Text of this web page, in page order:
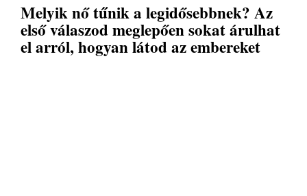
Melyik nő tűnik a legidősebbnek? Az
első válaszod meglepően sokat árulhat
el arról, hogyan látod az embereket